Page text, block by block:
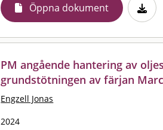
Öppna dokument
PM angående hantering av
grundstötningen av färjan
Engzell Jonas
2024